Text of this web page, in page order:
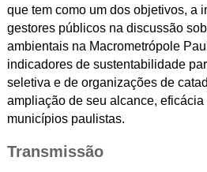
que tem como um dos objetivos, a
gestores públicos na discussão
ambientais na Macrometrópole
indicadores de sustentabilidade
seletiva e de organizações de
ampliação de seu alcance,
municípios paulistas.
Transmissão